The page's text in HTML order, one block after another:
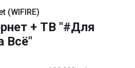
(WIFIRE)
+ ТВ "#Для
Всё"